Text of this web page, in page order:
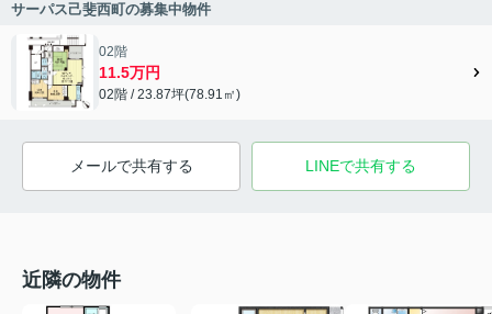
サーパス己斐西町の募集中物件
02階
11.5万円
02階 / 23.87坪(78.91㎡)
メールで共有する LINEで共有する
近隣の物件